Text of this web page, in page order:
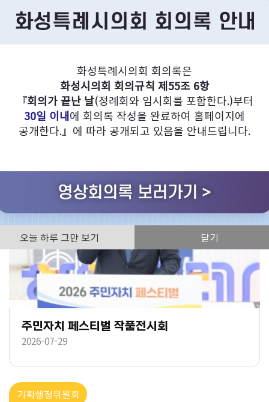
화성특례시의회의정활동사진
전체
주민자치 페스티벌 작품전시회
2026-07-29
기획행정위원회
화성특례시의회 회의록은
화성시의회 회의규칙 제55조 6항
『회의가 끝난 날(정례회와 임시회를 포함한다.)부터
30일 이내에 회의록 작성을 완료하여 홈페이지에
공개한다.』에 따라 공개되고 있음을 안내드립니다.
오늘 하루 그만 보기 닫기